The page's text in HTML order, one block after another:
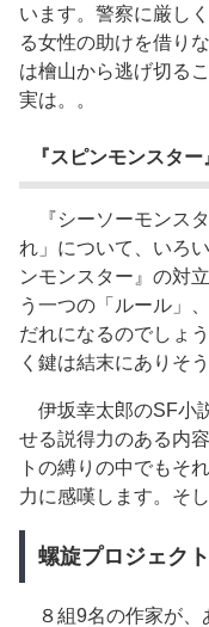
います。警察に厳し
る女性の助けを借り
は檜山から逃げ切る
実は。。
『スピンモンスタ
『シーソーモンス
れ」について、いろ
ンモンスター』の対
う一つの「ルール」
だれになるのでしょ
く鍵は結末にありそう
伊坂幸太郎のSF小
せる説得力のある内
トの縛りの中でもそ
力に感嘆します。そ
螺旋プロジェクト
８組9名の作家が、